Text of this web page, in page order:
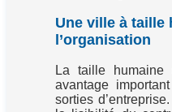
Une ville à taille
l’organisation
La taille humaine
avantage
sorties